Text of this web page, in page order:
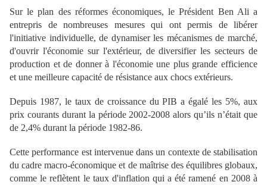
Sur le plan des réformes économiques, le Président Ben Ali a
entrepris de nombreuses mesures qui ont permis de libérer
l'initiative individuelle, de dynamiser les mécanismes de marché,
d'ouvrir l'économie sur l'extérieur, de diversifier les secteurs de
production et de donner à l'économie une plus grande efficience
et une meilleure capacité de résistance aux chocs extérieurs.
Depuis 1987, le taux de croissance du PIB a égalé les 5%, aux
prix courants durant la période 2002-2008 alors qu’ils n’était que
de 2,4% durant la période 1982-86.
Cette performance est intervenue dans un contexte de stabilisation
du cadre macro-économique et de maîtrise des équilibres globaux,
comme le reflètent le taux d'inflation qui a été ramené en 2008 à